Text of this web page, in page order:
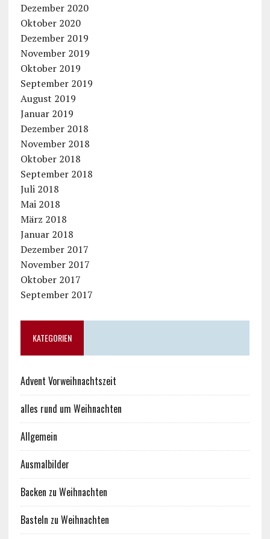
Dezember 2020
Oktober 2020
Dezember 2019
November 2019
Oktober 2019
September 2019
August 2019
Januar 2019
Dezember 2018
November 2018
Oktober 2018
September 2018
Juli 2018
Mai 2018
März 2018
Januar 2018
Dezember 2017
November 2017
Oktober 2017
September 2017
KATEGORIEN
Advent Vorweihnachtszeit
alles rund um Weihnachten
Allgemein
Ausmalbilder
Backen zu Weihnachten
Basteln zu Weihnachten